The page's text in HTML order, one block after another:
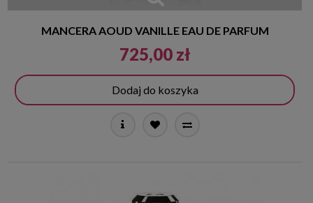
MANCERA AOUD VANILLE EAU DE PARFUM
725,00 zł
Dodaj do koszyka